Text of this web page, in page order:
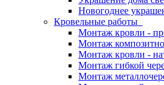
Новогоднее
Кровельные работы
Монтаж кровли -
Монтаж
Монтаж кровли -
Монтаж гибкой
Монтаж